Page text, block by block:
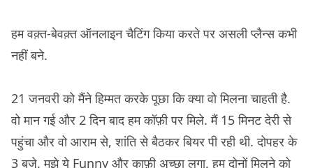
हम वक़्त-बेवक़्त ऑनलाइन चैटिंग किया करते पर असली प्लैन्स कभी
नहीं बने.
21 जनवरी को मैंने हिम्मत करके पूछा कि क्या वो मिलना चाहती है.
वो मान गई और 2 दिन बाद हम कॉफ़ी पर मिले. मैं 15 मिनट देरी से
पहुंचा और वो आराम से, शांति से बैठकर बियर पी रही थी. दोपहर के
3 बजे. मुझे ये Funny और काफ़ी अच्छा लगा. हम दोनों मिलने को